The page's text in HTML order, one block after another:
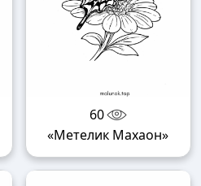
60
«Метелик Махаон»